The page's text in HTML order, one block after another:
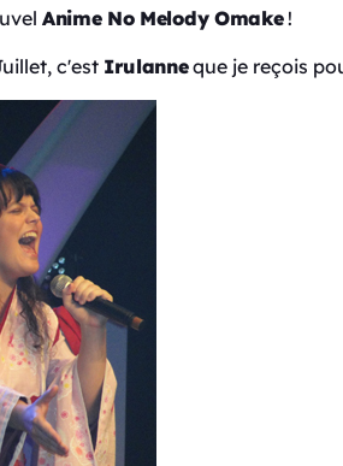
Anime No Melody Omake!
c'est Irulanneque je reçois